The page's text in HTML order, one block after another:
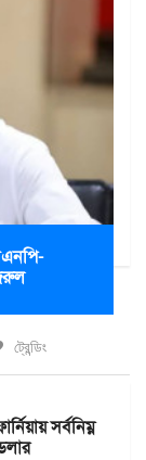
ট্রেন্ডিং
সর্বনিম্ন